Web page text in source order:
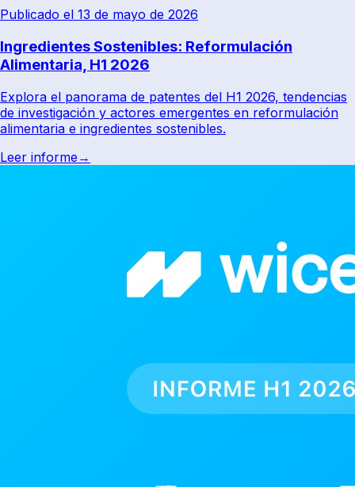
Publicado el 13 de mayo de 2026
Ingredientes Sostenibles: Reformulación
Alimentaria, H1 2026
Explora el panorama de patentes del H1 2026, tendencias
de investigación y actores emergentes en reformulación
alimentaria e ingredientes sostenibles.
Leer informe →